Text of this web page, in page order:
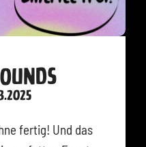
fertig! Und das